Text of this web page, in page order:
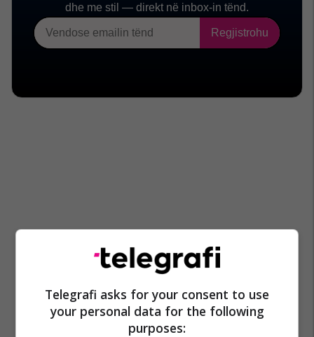
Telegrafi asks for your consent to use
your personal data for the following
purposes: